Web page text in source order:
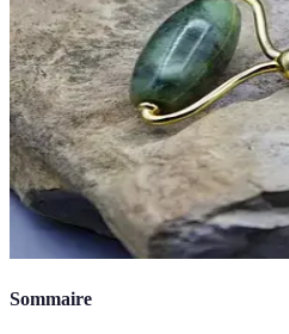
Sommaire